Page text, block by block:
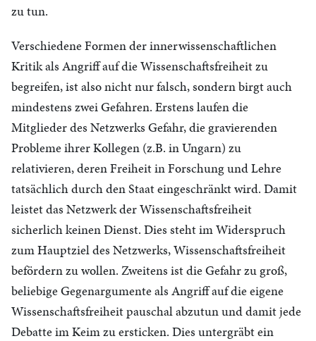
zu tun.
Verschiedene Formen der innerwissenschaftlichen
Kritik als Angriff auf die Wissenschaftsfreiheit zu
begreifen, ist also nicht nur falsch, sondern birgt auch
mindestens zwei Gefahren. Erstens laufen die
Mitglieder des Netzwerks Gefahr, die gravierenden
Probleme ihrer Kollegen (z.B. in Ungarn) zu
relativieren, deren Freiheit in Forschung und Lehre
tatsächlich durch den Staat eingeschränkt wird. Damit
leistet das Netzwerk der Wissenschaftsfreiheit
sicherlich keinen Dienst. Dies steht im Widerspruch
zum Hauptziel des Netzwerks, Wissenschaftsfreiheit
befördern zu wollen. Zweitens ist die Gefahr zu groß,
beliebige Gegenargumente als Angriff auf die eigene
Wissenschaftsfreiheit pauschal abzutun und damit jede
Debatte im Keim zu ersticken. Dies untergräbt ein